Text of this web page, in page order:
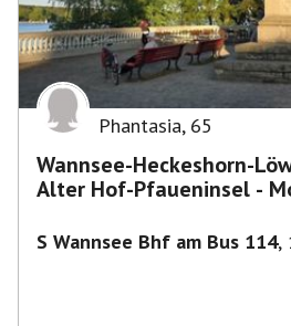
Phantasia, 65
Wannsee-Heckeshorn-
Alter Hof-Pfaueninsel -
S Wannsee Bhf am Bus 114,